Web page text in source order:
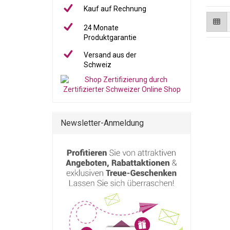
Kauf auf Rechnung
24 Monate
Produktgarantie
Versand aus der
Schweiz
Newsletter-Anmeldung